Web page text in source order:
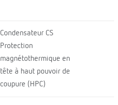
Condensateur CS
Protection
magnétothermique en
tête à haut pouvoir de
coupure (HPC)